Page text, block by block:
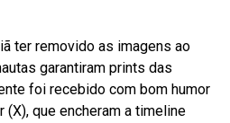
ter removido as imagens ao
garantiram prints das
foi recebido com bom humor
que encheram a timeline